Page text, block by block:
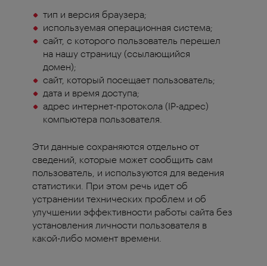
тип и версия браузера;
используемая операционная система;
сайт, с которого пользователь перешел
на нашу страницу (ссылающийся
домен);
сайт, который посещает пользователь;
дата и время доступа;
адрес интернет-протокола (IP-адрес)
компьютера пользователя.
Эти данные сохраняются отдельно от
сведений, которые может сообщить сам
пользователь, и используются для ведения
статистики. При этом речь идет об
устранении технических проблем и об
улучшении эффективности работы сайта без
установления личности пользователя в
какой-либо момент времени.